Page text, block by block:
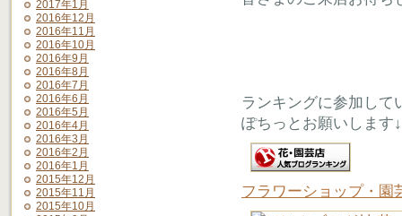
2017年1月
2016年12月
2016年11月
2016年10月
2016年9月
2016年8月
2016年7月
2016年6月
2016年5月
2016年4月
2016年3月
2016年2月
2016年1月
2015年12月
2015年11月
2015年10月
ランキングに参加して
ぽちっとお願いします↓
フラワーショップ・園